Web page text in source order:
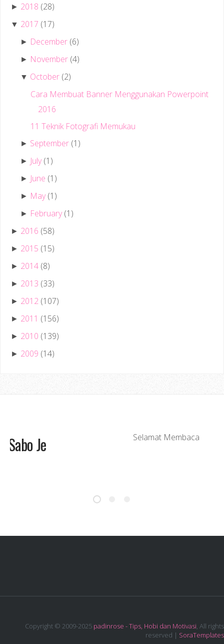
► 2018 (28)
▼ 2017 (17)
► December (6)
► November (4)
▼ October (2)
Cara Membuat Banner Menggunakan Powerpoint
2016
11 Teknik Fotografi Memukau
► September (1)
► July (1)
► June (1)
► May (1)
► February (1)
► 2016 (58)
► 2015 (15)
► 2014 (8)
► 2013 (33)
► 2012 (107)
► 2011 (156)
► 2010 (139)
► 2009 (14)
Best, Baguslah! Tak Best, Sabo Je
Copyright © 2009-2025 padinrose - Tips, Hobi dan Motivasi, All rights
reserved | SoraTemplates